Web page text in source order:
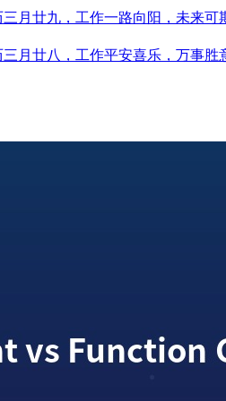
三月廿九，工作一路向阳，未来可
三月廿八，工作平安喜乐，万事胜